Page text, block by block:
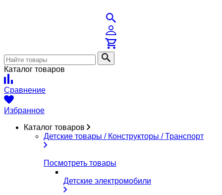
Каталог товаров
Сравнение
Избранное
Каталог товаров
Детские товары / Конструкторы / Транспорт
Посмотреть товары
Детские электромобили